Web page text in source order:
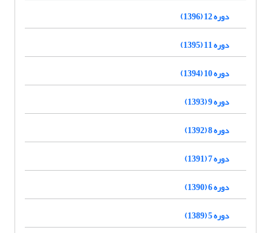
دوره 12 (1396)
دوره 11 (1395)
دوره 10 (1394)
دوره 9 (1393)
دوره 8 (1392)
دوره 7 (1391)
دوره 6 (1390)
دوره 5 (1389)